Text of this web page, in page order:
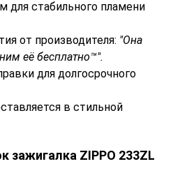
стабильного пламени
от производителя: "Она
её бесплатно™".
для долгосрочного
в стильной
зажигалка ZIPPO 233ZL